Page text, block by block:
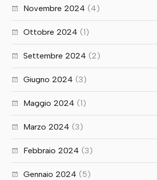
Novembre 2024 (4)
Ottobre 2024 (1)
Settembre 2024 (2)
Giugno 2024 (3)
Maggio 2024 (1)
Marzo 2024 (3)
Febbraio 2024 (3)
Gennaio 2024 (5)